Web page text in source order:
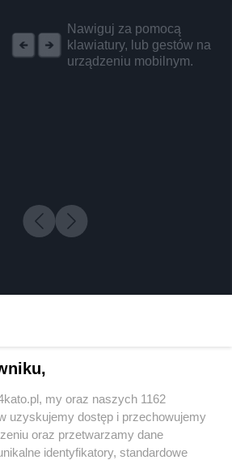
Nawiguj za pomocą
klawiatury, lub gestów na
urządzeniu mobilnym.
my oraz naszych 1162
uzyskujemy dostęp i przechowujemy
oraz przetwarzamy dane
identyfikatory, standardowe